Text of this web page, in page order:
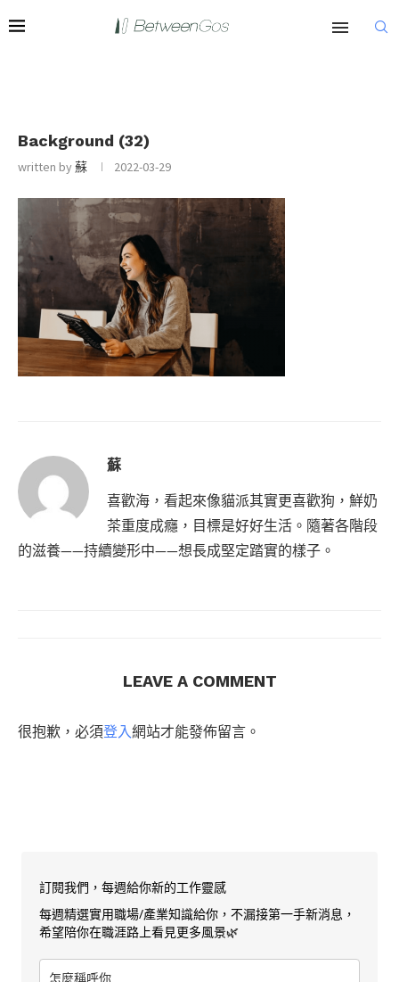
Background (32)
written by蘇 2022-03-29
蘇
喜歡海，看起來像貓派其實更喜歡狗，鮮奶
茶重度成癮，目標是好好生活。隨著各階段
的滋養——持續變形中——想長成堅定踏實的樣子。
LEAVE A COMMENT
很抱歉，必須登入網站才能發佈留言。
訂閱我們，每週給你新的工作靈感
每週精選實用職場/產業知識給你，不漏接第一手新消息，
希望陪你在職涯路上看見更多風景🌿